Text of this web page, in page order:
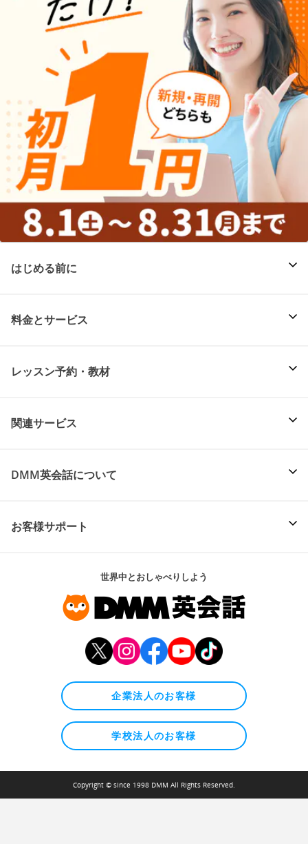
はじめる前に
料金とサービス
レッスン予約・教材
関連サービス
DMM英会話について
お客様サポート
世界中とおしゃべりしよう
企業法人のお客様
学校法人のお客様
Copyright © since 1998 DMM All Rights Reserved.